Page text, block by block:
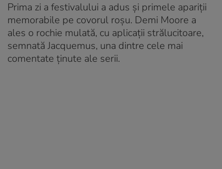
Prima zi a festivalului a adus și primele apariții
memorabile pe covorul roșu. Demi Moore a
ales o rochie mulată, cu aplicații strălucitoare,
semnată Jacquemus, una dintre cele mai
comentate ținute ale serii.